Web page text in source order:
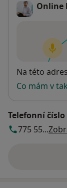
Online
Dostupnost
Na této
Co mám v
Telefonní číslo
775 55...